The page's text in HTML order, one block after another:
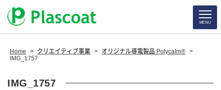
MENU
Home > クリエイティブ事業 > オリジナル導電製品 Polycalm® >
IMG_1757
IMG_1757